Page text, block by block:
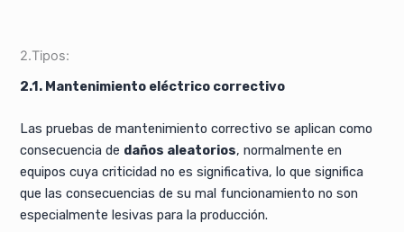
2.Tipos:
2.1. Mantenimiento eléctrico correctivo
Las pruebas de mantenimiento correctivo se aplican como
consecuencia de daños aleatorios, normalmente en
equipos cuya criticidad no es significativa, lo que significa
que las consecuencias de su mal funcionamiento no son
especialmente lesivas para la producción.